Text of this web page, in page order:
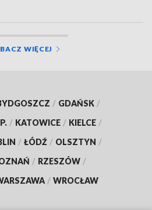
WIĘCEJ
/ GDAŃSK /
/ KATOWICE / KIELCE /
/ ŁÓDŹ / OLSZTYN /
/ RZESZÓW /
/ WROCŁAW